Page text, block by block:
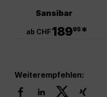
Sansibar
ab CHF18995*
Weiterempfehlen: